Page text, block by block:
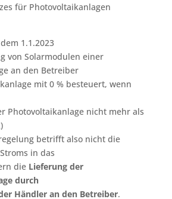
für Photovoltaikanlagen
1.1.2023
von Solarmodulen einer
an den Betreiber
mit 0 % besteuert, wenn
Photovoltaikanlage nicht mehr als
betrifft also nicht die
in das
die Lieferung der
durch
Händler an den Betreiber.